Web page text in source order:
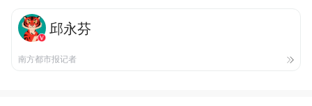
邱永芬
南方都市报记者